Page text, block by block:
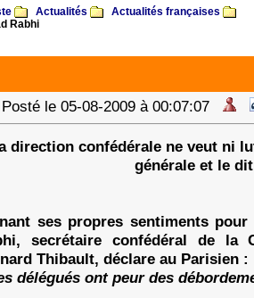
Actualités
Actualités françaises
Rabhi
le 05-08-2009 à 00:07:07
direction confédérale ne veut ni
générale et le
ses propres sentiments pour
secrétaire confédéral de
Thibault, déclare au Parisien :
délégués ont peur des